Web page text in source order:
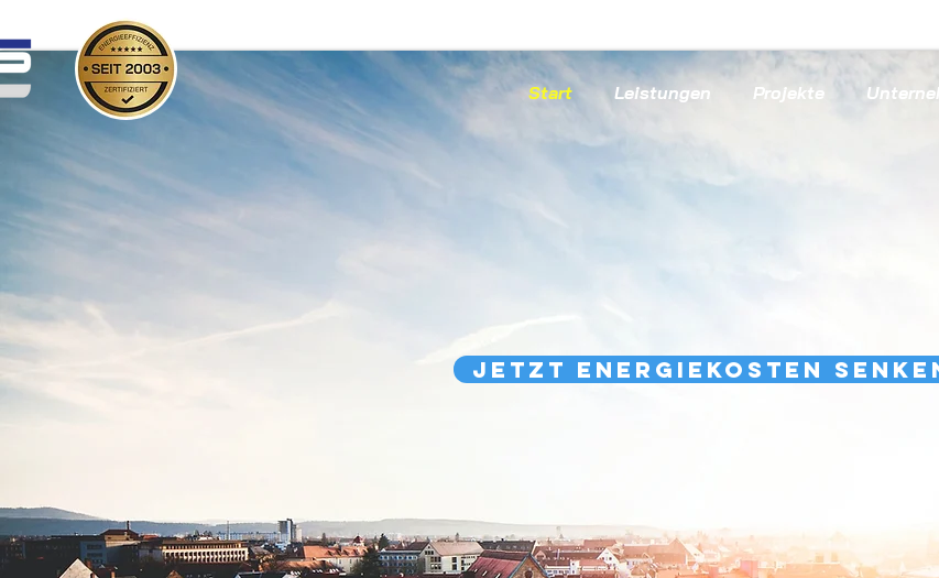
Start Leistungen Projekte
Energie der Zukunft,
Jetzt Energiekosten